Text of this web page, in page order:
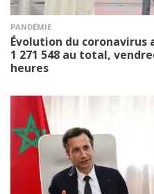
PANDÉMIE
Évolution du coronavirus
1 271 548 au total,
heures